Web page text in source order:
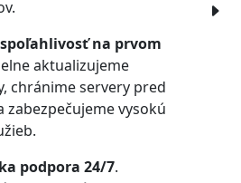
na prvom
aktualizujeme
chránime servery pred
zabezpečujeme vysokú
podpora 24/7.